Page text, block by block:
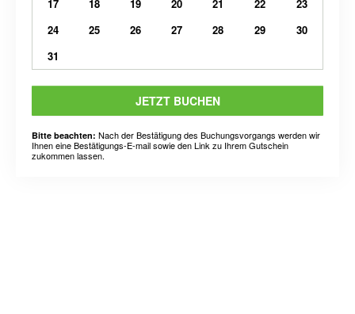
17
18 19 20 21 22
23
24
25 26 27 28 29
30
31
JETZT BUCHEN
Bitte beachten: Nach der Bestätigung des Buchungsvorgangs werden wir
Ihnen eine Bestätigungs-E-mail sowie den Link zu Ihrem Gutschein
zukommen lassen.